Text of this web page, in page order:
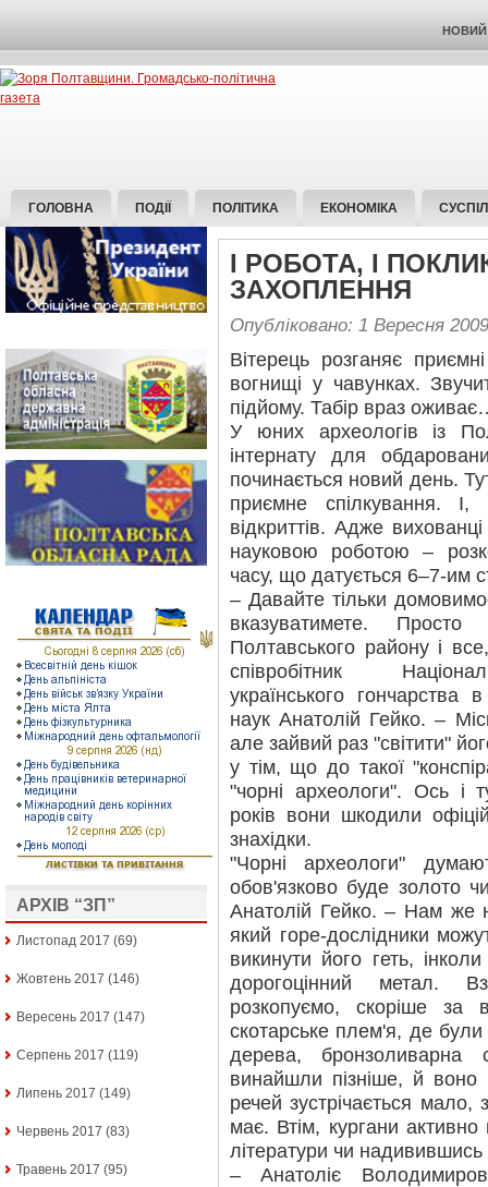
НОВИЙ
ГОЛОВНА ПОДІЇ ПОЛІТИКА ЕКОНОМІКА
АРХІВ “ЗП”
Листопад 2017 (69)
Жовтень 2017 (146)
Вересень 2017 (147)
Серпень 2017 (119)
Липень 2017 (149)
Червень 2017 (83)
Травень 2017 (95)
І РОБОТА, І
ЗАХОПЛЕННЯ
Опубліковано: 1 Вересня 2009
Вітерець розганяє
вогнищі у чавунках.
підйому. Табір враз
У юних археологів із
інтернату для
починається новий день.
приємне спілкування. І,
відкриттів. Адже
науковою роботою –
часу, що датується 6–7-им
– Давайте тільки
вказуватимете.
Полтавського району і
співробітник
українського гончарства
наук Анатолій Гейко. –
але зайвий раз "світити"
у тім, що до такої
"чорні археологи". Ось і
років вони шкодили
знахідки.
"Чорні археологи"
обов'язково буде золото
Анатолій Гейко. – Нам же
який горе-дослідники
викинути його геть,
дорогоцінний метал.
розкопуємо, скоріше за
скотарське плем'я, де були
дерева,
винайшли пізніше, й воно
речей зустрічається
має. Втім, кургани
літератури чи
– Анатоліє